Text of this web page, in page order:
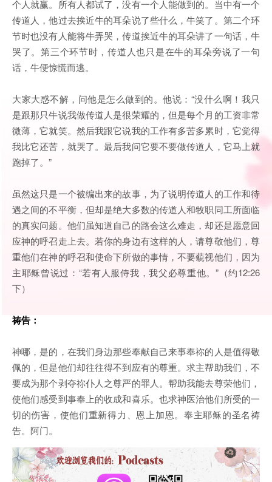
个人就赢。所有人都试了，没有一个人能做到的。当中有一个
传道人，他过去挨近牛的耳朵说了些什么，牛笑了。第二个环
节时也没有人能将牛弄哭，传道挨近牛的耳朵讲了一句话，牛
哭了。第三个环节时，传道人也只是在牛的耳朵旁说了一句
话，牛便惊慌而逃。
大家大惑不解，问他是怎么做到的。他说：“没什么啊！我只
是跟那只牛说我做传道人是很荣耀的，但是每个月的工资非常
微薄，它就笑。然后我跟它说我的工作有多苦多累时，它觉得
我比它还苦，就哭了。最后我问它要不要做传道人，它马上就
跑掉了。”
虽然这只是一个被编出来的故事，为了说明传道人的工作和待
遇之间的不平衡，但却是绝大多数的传道人和牧职同工所面临
的真实问题。他们虽知道自己的路会这么难走，却还是愿意回
应神的呼召走上去。若你的身边有这样的人，请尊敬他们，尊
重他们在神的呼召和使命下所做的事情，不要藐视他们，因为
主耶稣曾说过：“若有人服侍我，我父必尊重他。”（约12:26
下）
祷告：
神哪，是的，在我们身边那些奉献自己来事奉祢的人是值得敬
佩的，但是他们却往往得不到应有的尊重。求主帮助我们，不
要成为那个剥夺祢仆人之尊严的罪人。帮助我能去尊荣他们，
使他们感受到事奉上的收成和喜乐。也求神医治他们所受的一
切的伤害，使他们重新得力、恩上加恩。奉主耶稣的圣名祷
告。阿门。